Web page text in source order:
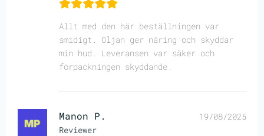
Allt med den här beställningen var
smidigt. Oljan ger näring och skyddar
min hud. Leveransen var säker och
förpackningen skyddande.
Manon P.
Reviewer
19/08/2025